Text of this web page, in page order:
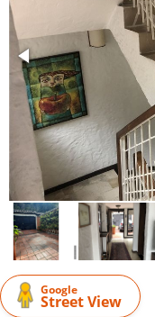
Google
Street View